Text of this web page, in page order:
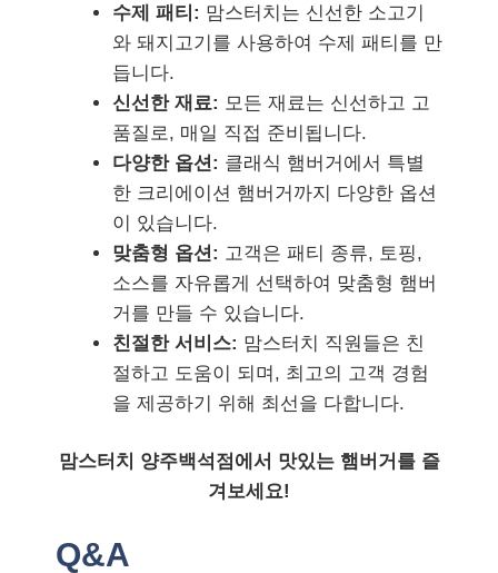
수제 패티: 맘스터치는 신선한 소고기
와 돼지고기를 사용하여 수제 패티를 만
듭니다.
신선한 재료: 모든 재료는 신선하고 고
품질로, 매일 직접 준비됩니다.
다양한 옵션: 클래식 햄버거에서 특별
한 크리에이션 햄버거까지 다양한 옵션
이 있습니다.
맞춤형 옵션: 고객은 패티 종류, 토핑,
소스를 자유롭게 선택하여 맞춤형 햄버
거를 만들 수 있습니다.
친절한 서비스: 맘스터치 직원들은 친
절하고 도움이 되며, 최고의 고객 경험
을 제공하기 위해 최선을 다합니다.
맘스터치 양주백석점에서 맛있는 햄버거를 즐
겨보세요!
Q&A